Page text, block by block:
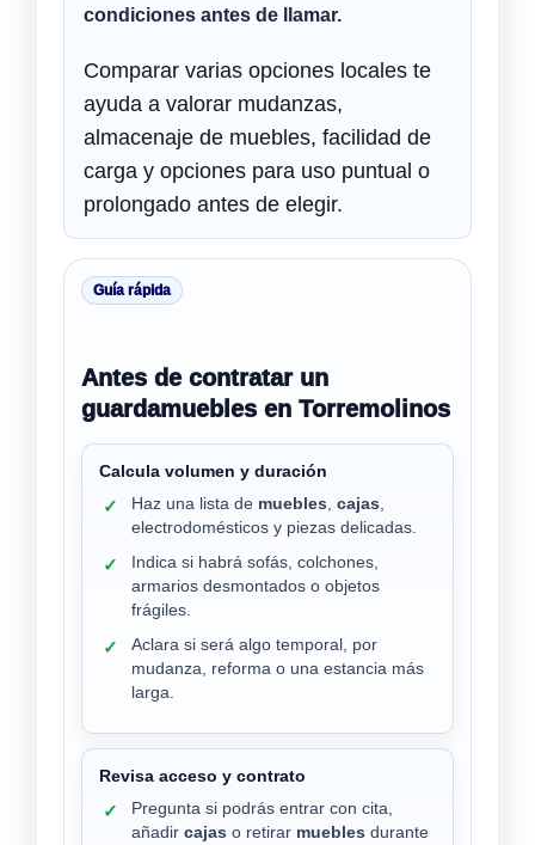
condiciones antes de llamar.
Comparar varias opciones locales te
ayuda a valorar mudanzas,
almacenaje de muebles, facilidad de
carga y opciones para uso puntual o
prolongado antes de elegir.
Guía rápida
Antes de contratar un
guardamuebles en Torremolinos
Calcula volumen y duración
✓ Haz una lista de muebles, cajas,
electrodomésticos y piezas delicadas.
✓
Indica si habrá sofás, colchones,
armarios desmontados o objetos
frágiles.
✓
Aclara si será algo temporal, por
mudanza, reforma o una estancia más
larga.
Revisa acceso y contrato
✓
Pregunta si podrás entrar con cita,
añadir cajas o retirar muebles durante